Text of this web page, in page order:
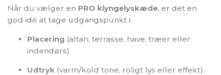
Når du vælger en PRO klyngelyskæde, er det en
god idé at tage udgangspunkt i:
Placering (altan, terrasse, have, træer eller
indendørs).
Udtryk (varm/kold tone, roligt lys eller effekt).